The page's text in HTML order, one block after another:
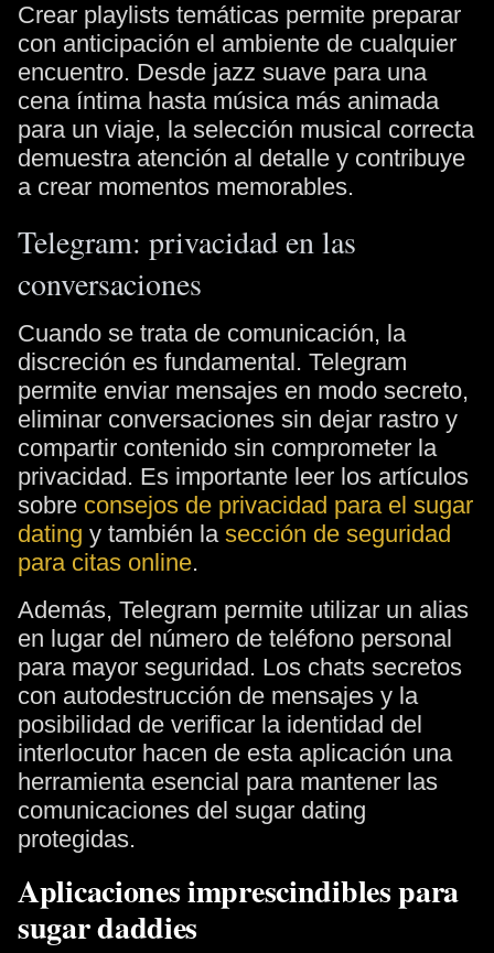
Crear playlists temáticas permite preparar
con anticipación el ambiente de cualquier
encuentro. Desde jazz suave para una
cena íntima hasta música más animada
para un viaje, la selección musical correcta
demuestra atención al detalle y contribuye
a crear momentos memorables.
Telegram: privacidad en las
conversaciones
Cuando se trata de comunicación, la
discreción es fundamental. Telegram
permite enviar mensajes en modo secreto,
eliminar conversaciones sin dejar rastro y
compartir contenido sin comprometer la
privacidad. Es importante leer los artículos
sobre consejos de privacidad para el sugar
dating y también la sección de seguridad
para citas online.
Además, Telegram permite utilizar un alias
en lugar del número de teléfono personal
para mayor seguridad. Los chats secretos
con autodestrucción de mensajes y la
posibilidad de verificar la identidad del
interlocutor hacen de esta aplicación una
herramienta esencial para mantener las
comunicaciones del sugar dating
protegidas.
Aplicaciones imprescindibles para
sugar daddies